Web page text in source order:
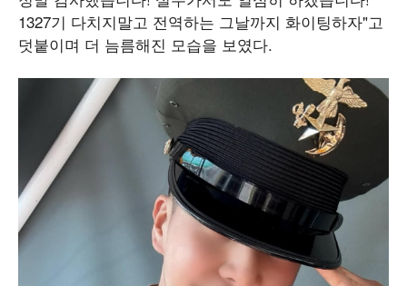
1327기 다치지말고 전역하는 그날까지 화이팅하자"고
덧붙이며 더 늠름해진 모습을 보였다.